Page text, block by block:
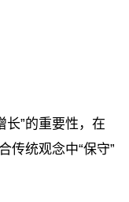
长”的重要性，在
传统观念中“保守”